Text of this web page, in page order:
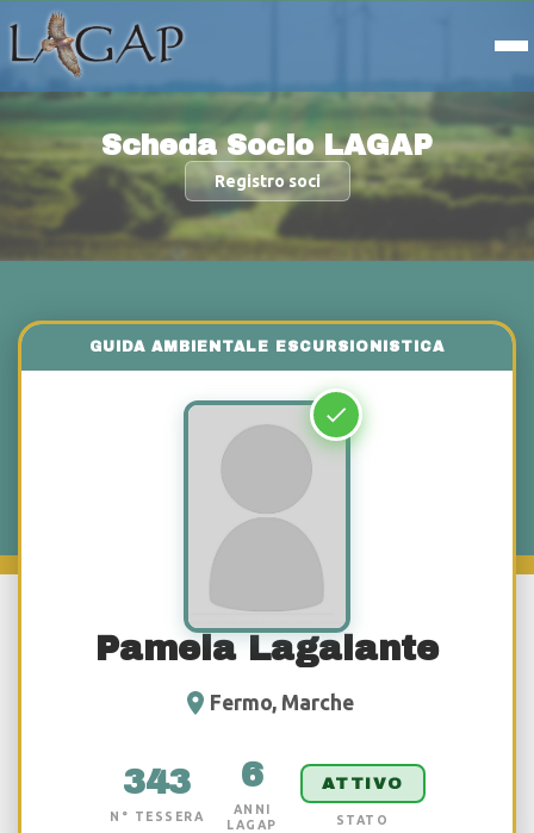
Scheda Socio LAGAP
Registro soci
Pamela Lagalante
Fermo, Marche
343
N° TESSERA
6
ANNI
LAGAP
ATTIVO
STATO